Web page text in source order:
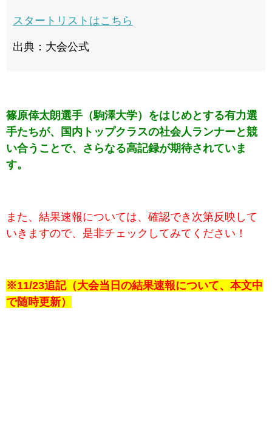
スタートリストはこちら
出典：大会公式
篠原倖太朗選手（駒澤大学）をはじめとする有力選
手たちが、国内トップクラスの社会人ランナーと競
い合うことで、さらなる高記録が期待されていま
す。
また、結果速報については、確認でき次第反映して
いきますので、是非チェックしてみてください！
※11/23追記（大会当日の結果速報について、本文中
で随時更新）